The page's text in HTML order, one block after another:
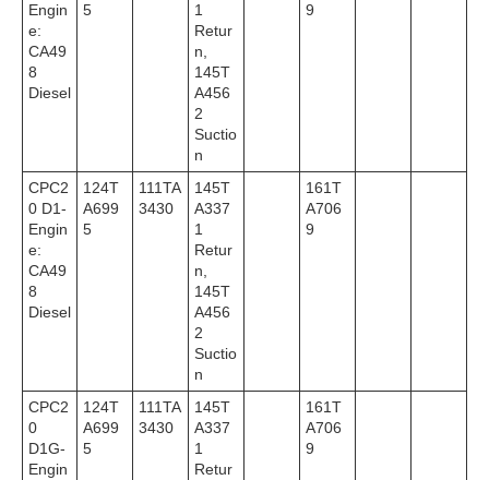
Engin
e:
CA49
8
Diesel
5
1
Retur
n,
145T
A456
2
Suctio
n
9
CPC2
0 D1-
Engin
e:
CA49
8
Diesel
124T
A699
5
111TA
3430
145T
A337
1
Retur
n,
145T
A456
2
Suctio
n
161T
A706
9
CPC2
0
D1G-
Engin
124T
A699
5
111TA
3430
145T
A337
1
Retur
161T
A706
9